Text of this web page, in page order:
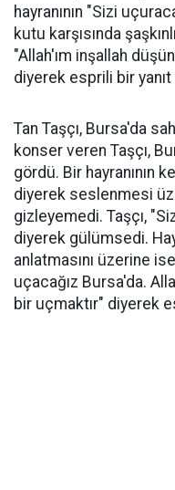
hayranının "Sizi
kutu karşısında
"Allah'ım inşallah
diyerek esprili bir
Tan Taşçı, Bursa'da
konser veren Taşçı,
gördü. Bir hayranının
diyerek seslenmesi
gizleyemedi. Taşçı,
diyerek gülümsedi.
anlatmasını üzerine
uçacağız Bursa'da.
bir uçmaktır" diyerek